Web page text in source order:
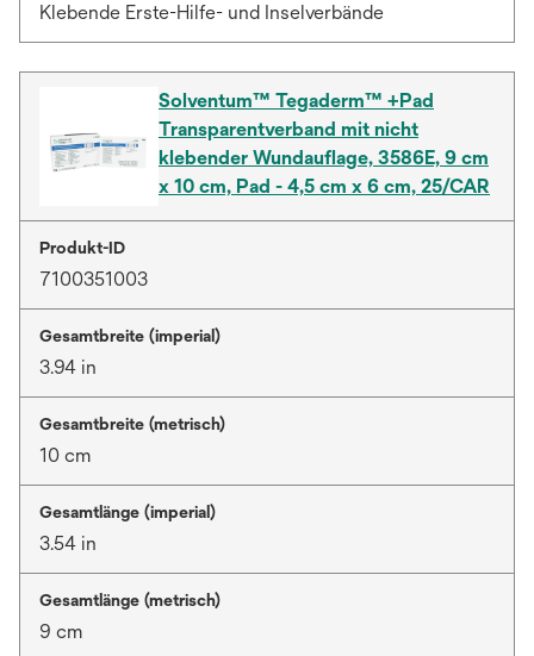
Klebende Erste-Hilfe- und Inselverbände
Solventum™ Tegaderm™ +Pad
Transparentverband mit nicht
klebender Wundauflage, 3586E, 9 cm
x 10 cm, Pad - 4,5 cm x 6 cm, 25/CAR
Produkt-ID
7100351003
Gesamtbreite (imperial)
3.94 in
Gesamtbreite (metrisch)
10 cm
Gesamtlänge (imperial)
3.54 in
Gesamtlänge (metrisch)
9 cm